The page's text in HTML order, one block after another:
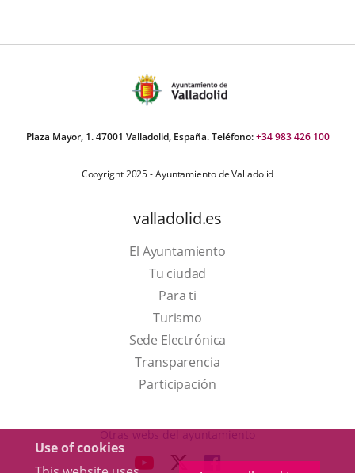
Use of cookies
Plaza Mayor, 1. 47001 Valladolid, España. Teléfono:+34 983 426 100
Copyright 2025 - Ayuntamiento de Valladolid
valladolid.es
El Ayuntamiento
Tu ciudad
Para ti
TurismoThis
link
will
open
a
Sede Electrónica
Transparencia
Participación
Otras webs del ayuntamiento
LINK LINKLINK